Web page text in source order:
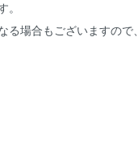
場合もございますので、